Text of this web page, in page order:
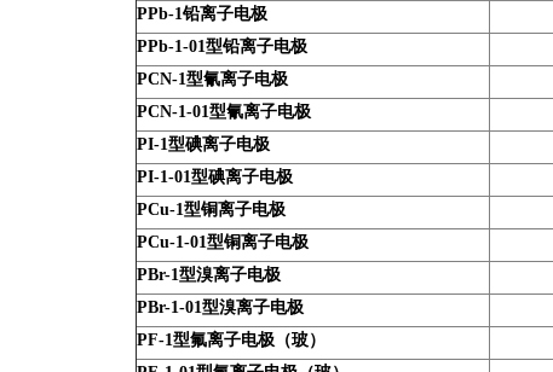
PPb-1铅离子电极
PPb-1-01型铅离子电极
PCN-1型氰离子电极
PCN-1-01型氰离子电极
PI-1型碘离子电极
PI-1-01型碘离子电极
PCu-1型铜离子电极
PCu-1-01型铜离子电极
PBr-1型溴离子电极
PBr-1-01型溴离子电极
PF-1型氟离子电极（玻）